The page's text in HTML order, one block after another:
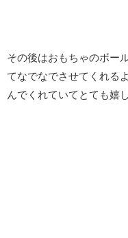
その後はおもちゃのボー
てなでなでさせてくれる
んでくれていてとても嬉